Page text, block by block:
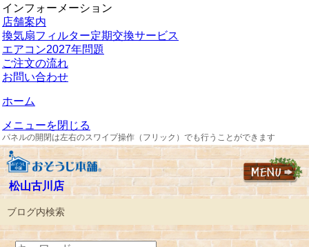
インフォーメーション
店舗案内
換気扇フィルター定期交換サービス
エアコン2027年問題
ご注文の流れ
お問い合わせ
ホーム
メニューを閉じる
パネルの開閉は左右のスワイプ操作（フリック）でも行うことができます
松山古川店
ブログ内検索